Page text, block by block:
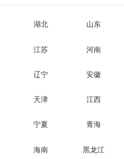
湖北 山东
江苏 河南
辽宁 安徽
天津 江西
宁夏 青海
海南 黑龙江